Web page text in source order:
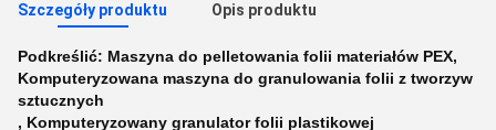
Szczegóły produktu Opis produktu
Podkreślić: Maszyna do pelletowania folii materiałów PEX,
Komputeryzowana maszyna do granulowania folii z tworzyw
sztucznych
, Komputeryzowany granulator folii plastikowej